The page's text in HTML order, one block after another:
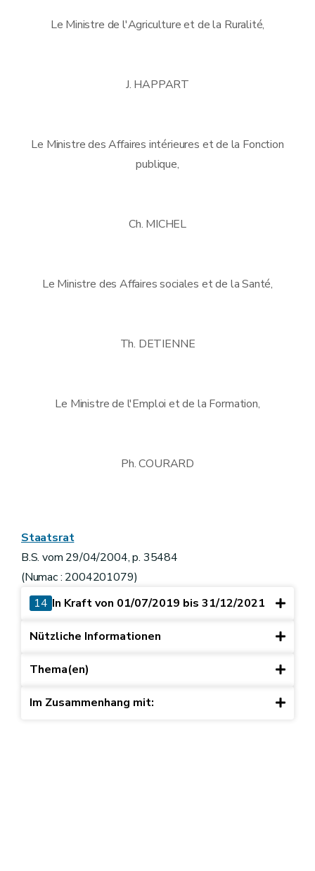
Le Ministre de l'Agriculture et de la Ruralité,
J. HAPPART
Le Ministre des Affaires intérieures et de la Fonction
publique,
Ch. MICHEL
Le Ministre des Affaires sociales et de la Santé,
Th. DETIENNE
Le Ministre de l'Emploi et de la Formation,
Ph. COURARD
Staatsrat
B.S. vom 29/04/2004, p. 35484
(Numac : 2004201079)
14 In Kraft von 01/07/2019 bis 31/12/2021
Nützliche Informationen
Thema(en)
Im Zusammenhang mit: